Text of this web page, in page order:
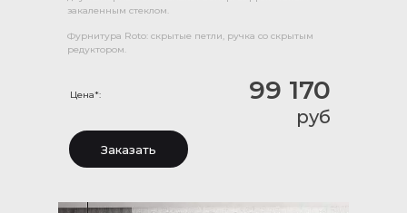
99 170
руб
закаленным стеклом.
Фурнитура Roto: скрытые петли, ручка со скрытым
редуктором.
Цена*:
Заказать